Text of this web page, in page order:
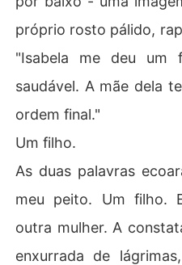
próprio rosto pálido,
"Isabela me deu
saudável. A mãe dela
ordem final."
Um filho.
As duas palavras
meu peito. Um filho.
outra mulher. A
enxurrada de